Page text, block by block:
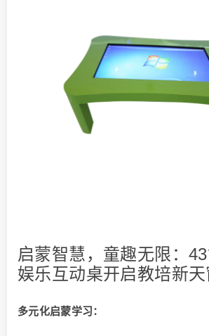
启蒙智慧，童趣无限：
娱乐互动桌开启教培新天
多元化启蒙学习：